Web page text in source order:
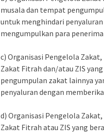
musala dan tempat
untuk menghindari
mengumpulkan para
c) Organisasi Pengelola
Zakat Fitrah dan/atau ZIS
pengumpulan zakat lainnya
penyaluran dengan
d) Organisasi Pengelola
Zakat Fitrah atau ZIS yang